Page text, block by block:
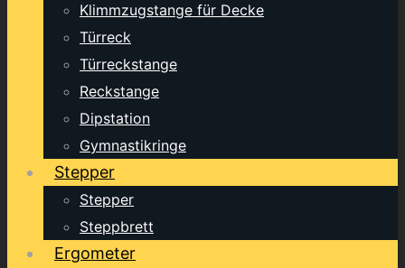
Klimmzugstange für Decke
Türreck
Türreckstange
Reckstange
Dipstation
Gymnastikringe
Stepper
Stepper
Steppbrett
Ergometer